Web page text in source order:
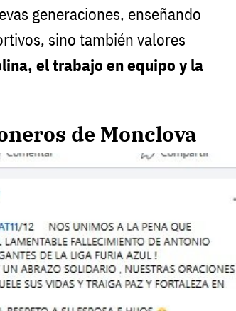
generaciones, enseñando
sino también valores
el trabajo en equipo y la
de Monclova